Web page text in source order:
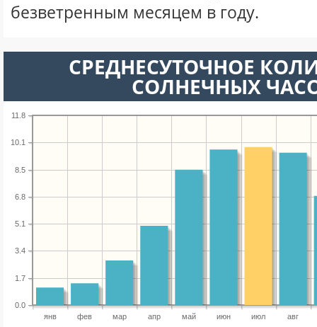
безветренным месяцем в году.
СРЕДНЕСУТОЧНОЕ
СОЛНЕЧНЫХ
янв фев мар апр май июн июл авг
0.0
1.7
3.4
5.1
6.8
8.5
10.1
11.8